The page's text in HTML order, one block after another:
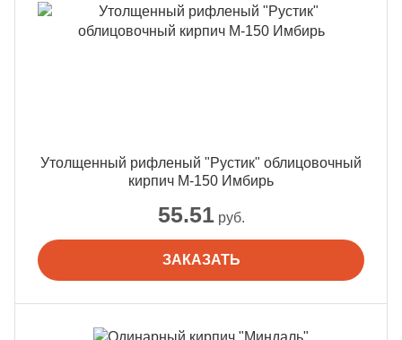
55.51руб.
ЗАКАЗАТЬ
Утолщенный рифленый "Рустик" облицовочный
кирпич М-150 Имбирь